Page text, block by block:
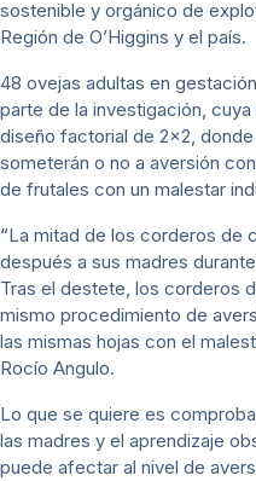
sostenible y orgánico de
Región de O’Higgins y el país.
48 ovejas adultas en
parte de la investigación,
diseño factorial de 2×2,
someterán o no a aversión
de frutales con un malestar
“La mitad de los corderos de
después a sus madres
Tras el destete, los corderos
mismo procedimiento de
las mismas hojas con el
Rocío Angulo.
Lo que se quiere es
las madres y el aprendizaje
puede afectar al nivel de